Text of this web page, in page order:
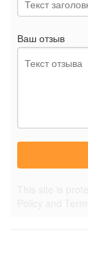
Ваш отзыв